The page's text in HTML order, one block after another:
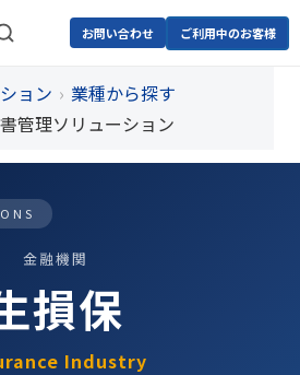
お問い合わせ ご利用中のお客様
ョン
業種から探す
管理ソリューション
金融機関
損保
Industry